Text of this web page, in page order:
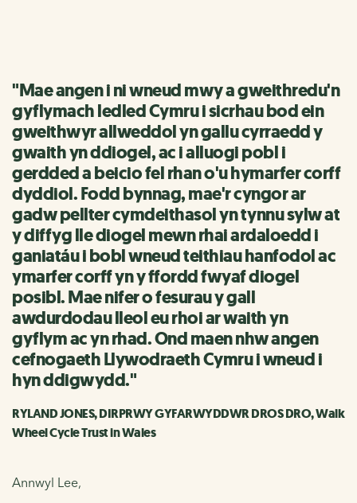
"Mae angen i ni wneud mwy a gweithredu'n
gyflymach ledled Cymru i sicrhau bod ein
gweithwyr allweddol yn gallu cyrraedd y
gwaith yn ddiogel, ac i alluogi pobl i
gerdded a beicio fel rhan o'u hymarfer corff
dyddiol. Fodd bynnag, mae'r cyngor ar
gadw pellter cymdeithasol yn tynnu sylw at
y diffyg lle diogel mewn rhai ardaloedd i
ganiatáu i bobl wneud teithiau hanfodol ac
ymarfer corff yn y ffordd fwyaf diogel
posibl. Mae nifer o fesurau y gall
awdurdodau lleol eu rhoi ar waith yn
gyflym ac yn rhad. Ond maen nhw angen
cefnogaeth Llywodraeth Cymru i wneud i
hyn ddigwydd."
RYLAND JONES, DIRPRWY GYFARWYDDWR DROS DRO, Walk
Wheel Cycle Trust in Wales
Annwyl Lee,